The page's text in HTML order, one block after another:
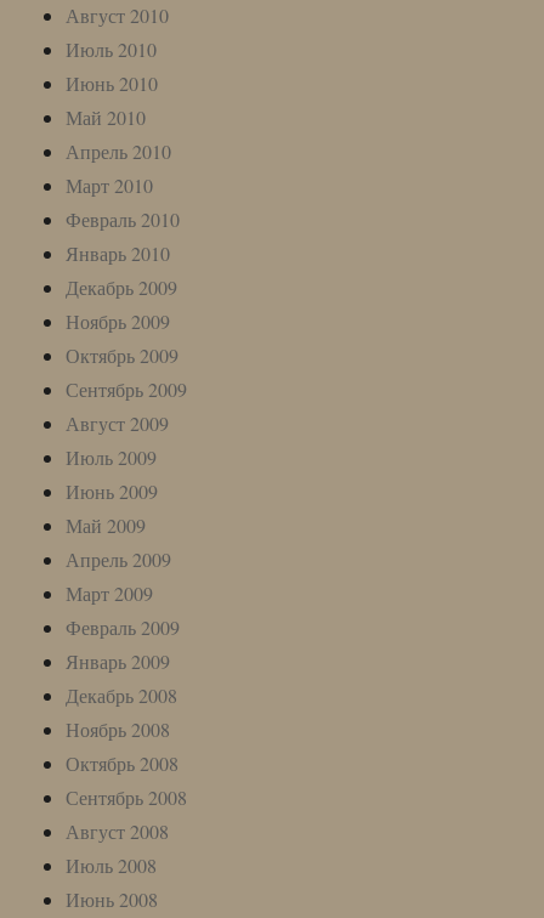
Август 2010
Июль 2010
Июнь 2010
Май 2010
Апрель 2010
Март 2010
Февраль 2010
Январь 2010
Декабрь 2009
Ноябрь 2009
Октябрь 2009
Сентябрь 2009
Август 2009
Июль 2009
Июнь 2009
Май 2009
Апрель 2009
Март 2009
Февраль 2009
Январь 2009
Декабрь 2008
Ноябрь 2008
Октябрь 2008
Сентябрь 2008
Август 2008
Июль 2008
Июнь 2008